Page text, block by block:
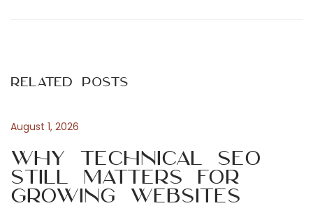
s
n
a
o
s
o
s
t
e
g
o
r
Related Posts
August 1, 2026
Why Technical SEO
Still Matters for
Growing Websites